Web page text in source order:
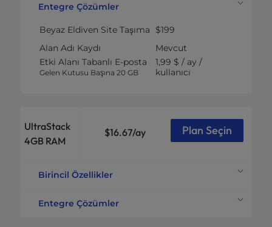
Entegre Çözümler
Beyaz Eldiven Site Taşıma
$199
Alan Adı Kaydı
Mevcut
Etki Alanı Tabanlı E-posta
Gelen Kutusu Başına 20 GB
1,99 $ / ay /
kullanıcı
UltraStack
4GB RAM
$16.67/ay Plan Seçin
Birincil Özellikler
RAM
Entegre Çözümler